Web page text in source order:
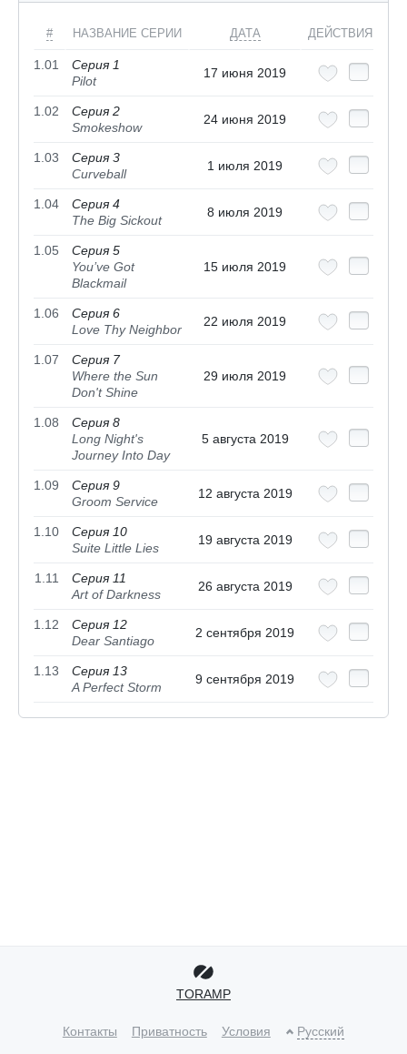
# НАЗВАНИЕ СЕРИИ ДАТА ДЕЙСТВИЯ
1.01
Серия 1
Pilot
17 июня 2019
1.02
Серия 2
Smokeshow
24 июня 2019
1.03
Серия 3
Curveball
1 июля 2019
1.04
Серия 4
The Big Sickout
8 июля 2019
1.05
Серия 5
You’ve Got
Blackmail
15 июля 2019
1.06
Серия 6
Love Thy Neighbor
22 июля 2019
1.07
Серия 7
Where the Sun
Don't Shine
29 июля 2019
1.08
Серия 8
Long Night's
Journey Into Day
5 августа 2019
1.09
Серия 9
Groom Service
12 августа 2019
1.10
Серия 10
Suite Little Lies
19 августа 2019
1.11
Серия 11
Art of Darkness
26 августа 2019
1.12
Серия 12
Dear Santiago
2 сентября 2019
1.13
Серия 13
A Perfect Storm
9 сентября 2019
TORAMP
Контакты Приватность Условия Русский